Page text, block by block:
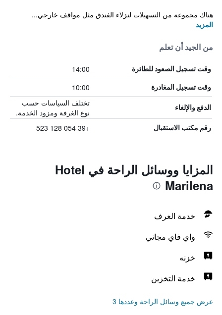
هناك مجموعة من التسهيلات لنزلاء الفندق مثل مواقف خارجي...
المزيد
من الجيد أن تعلم
وقت تسجيل الصعود للطائرة 14:00
وقت تسجيل المغادرة 10:00
الدفع والإلغاء
تختلف السياسات حسب
نوع الغرفة ومزود الخدمة.
رقم مكتب الاستقبال +39 054 128 523
المزايا ووسائل الراحة في Hotel
Marilena
خدمة الغرف
واي فاي مجاني
خزنه
خدمة التخزين
عرض جميع وسائل الراحة وعددها 3